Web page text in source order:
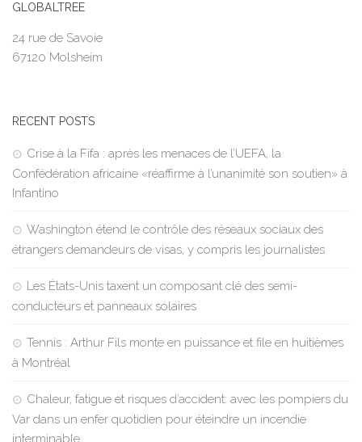
GLOBALTREE
24 rue de Savoie
67120 Molsheim
RECENT POSTS
Crise à la Fifa : après les menaces de l’UEFA, la
Confédération africaine «réaffirme à l’unanimité son soutien» à
Infantino
Washington étend le contrôle des réseaux sociaux des
étrangers demandeurs de visas, y compris les journalistes
Les États-Unis taxent un composant clé des semi-
conducteurs et panneaux solaires
Tennis : Arthur Fils monte en puissance et file en huitièmes
à Montréal
Chaleur, fatigue et risques d’accident: avec les pompiers du
Var dans un enfer quotidien pour éteindre un incendie
interminable